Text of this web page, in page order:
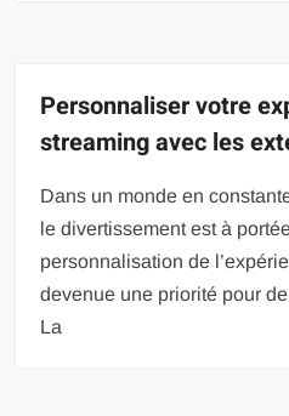
Personnaliser votre
streaming avec les
Dans un monde en
le divertissement est à
personnalisation de
devenue une priorité pour
La